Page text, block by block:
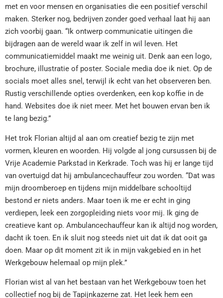
met en voor mensen en organisaties die een positief verschil
maken. Sterker nog, bedrijven zonder goed verhaal laat hij aan
zich voorbij gaan. “Ik ontwerp communicatie uitingen die
bijdragen aan de wereld waar ik zelf in wil leven. Het
communicatiemiddel maakt me weinig uit. Denk aan een logo,
brochure, illustratie of poster. Sociale media doe ik niet. Op de
socials moet alles snel, terwijl ik echt van het observeren ben.
Rustig verschillende opties overdenken, een kop koffie in de
hand. Websites doe ik niet meer. Met het bouwen ervan ben ik
te lang bezig.”
Het trok Florian altijd al aan om creatief bezig te zijn met
vormen, kleuren en woorden. Hij volgde al jong cursussen bij de
Vrije Academie Parkstad in Kerkrade. Toch was hij er lange tijd
van overtuigd dat hij ambulancechauffeur zou worden. “Dat was
mijn droomberoep en tijdens mijn middelbare schooltijd
bestond er niets anders. Maar toen ik me er echt in ging
verdiepen, leek een zorgopleiding niets voor mij. Ik ging de
creatieve kant op. Ambulancechauffeur kan ik altijd nog worden,
dacht ik toen. En ik sluit nog steeds niet uit dat ik dat ooit ga
doen. Maar op dit moment zit ik in mijn vakgebied en in het
Werkgebouw helemaal op mijn plek.”
Florian wist al van het bestaan van het Werkgebouw toen het
collectief nog bij de Tapijnkazerne zat. Het leek hem een